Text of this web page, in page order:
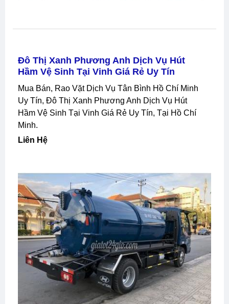
Đô Thị Xanh Phương Anh Dịch Vụ Hút
Hầm Vệ Sinh Tại Vinh Giá Rẻ Uy Tín
Mua Bán, Rao Vặt Dịch Vụ Tân Bình Hồ Chí Minh
Uy Tín, Đô Thị Xanh Phương Anh Dịch Vụ Hút
Hầm Vệ Sinh Tại Vinh Giá Rẻ Uy Tín, Tại Hồ Chí
Minh.
Liên Hệ